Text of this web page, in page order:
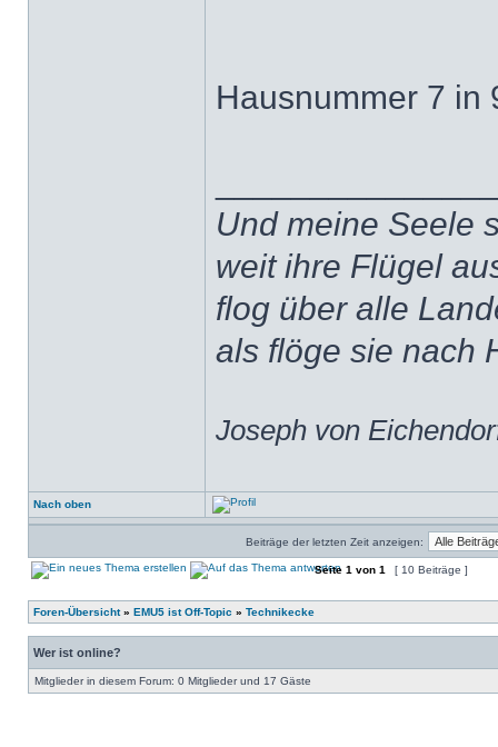
Hausnummer 7
Und meine Seele
weit ihre Flügel
flog über alle
als flöge sie nach
Joseph von
Nach oben
Beiträge der letzten Zeit anzeigen:
Seite 1 von 1 [ 10 Beiträge ]
Foren-Übersicht» EMU5 ist Off-Topic » Technikecke
Wer ist online?
Mitglieder in diesem Forum: 0 Mitglieder und 17 Gäste